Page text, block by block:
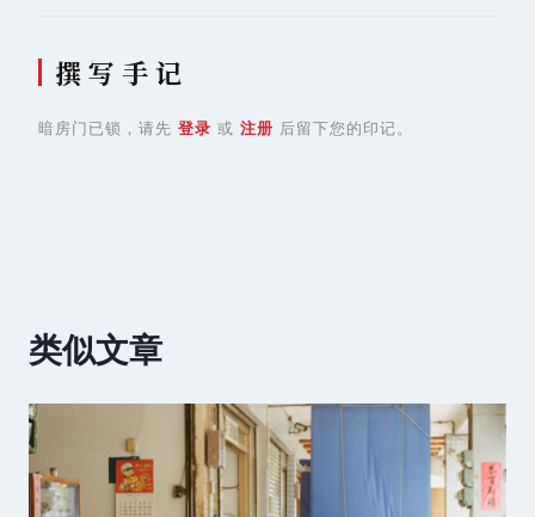
撰 写 手 记
暗房门已锁，请先 登录 或 注册 后留下您的印记。
类似文章